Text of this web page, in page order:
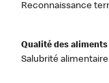
Reconnaissance
Qualité des
Salubrité alimentaire